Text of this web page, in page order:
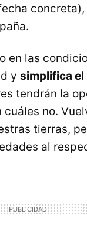
en las
y simplifica el
tendrán la
no.
tierras,
al